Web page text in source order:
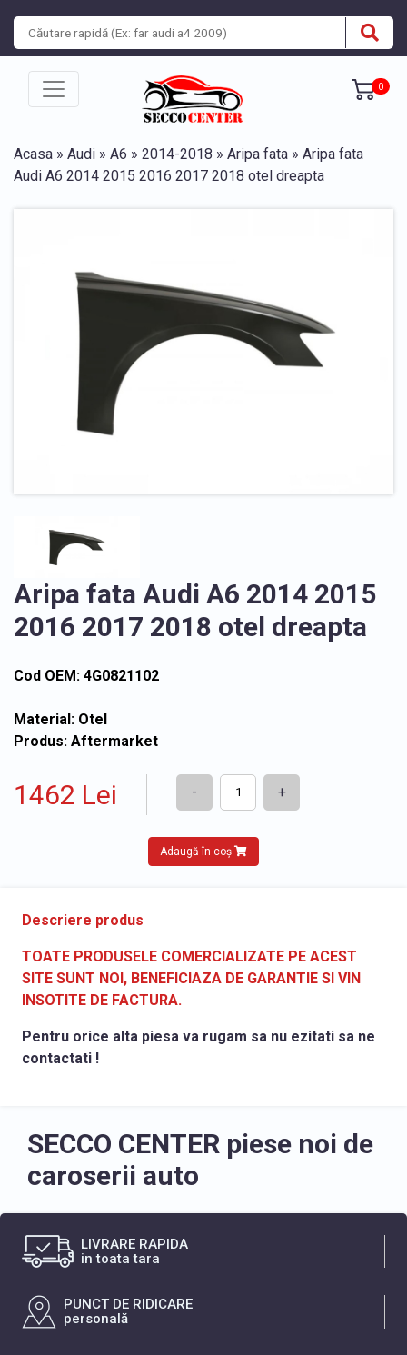
0
Acasa » Audi » A6 » 2014-2018 » Aripa fata » Aripa fata
Audi A6 2014 2015 2016 2017 2018 otel dreapta
Aripa fata Audi A6 2014 2015
2016 2017 2018 otel dreapta
Cod OEM: 4G0821102
Material: Otel
Produs: Aftermarket
1462 Lei - +
Adaugă în coș
Descriere produs
TOATE PRODUSELE COMERCIALIZATE PE ACEST
SITE SUNT NOI, BENEFICIAZA DE GARANTIE SI VIN
INSOTITE DE FACTURA.
Pentru orice alta piesa va rugam sa nu ezitati sa ne
contactati !
SECCO CENTER piese noi de
caroserii auto
LIVRARE RAPIDA
in toata tara
PUNCT DE RIDICARE
personală